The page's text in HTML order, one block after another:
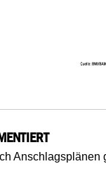
Anschlagsplänen